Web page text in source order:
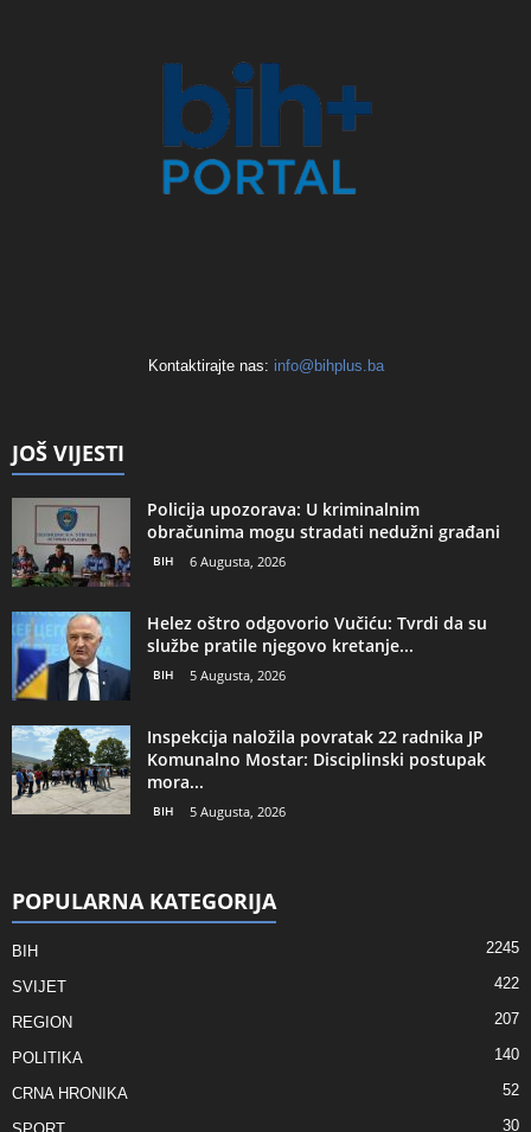
Kontaktirajte nas: info@bihplus.ba
JOŠ VIJESTI
Policija upozorava: U kriminalnim
obračunima mogu stradati nedužni građani
BIH 6 Augusta, 2026
Helez oštro odgovorio Vučiću: Tvrdi da su
službe pratile njegovo kretanje...
BIH 5 Augusta, 2026
Inspekcija naložila povratak 22 radnika JP
Komunalno Mostar: Disciplinski postupak
mora...
BIH 5 Augusta, 2026
POPULARNA KATEGORIJA
BIH 2245
SVIJET 422
REGION 207
POLITIKA 140
CRNA HRONIKA 52
30